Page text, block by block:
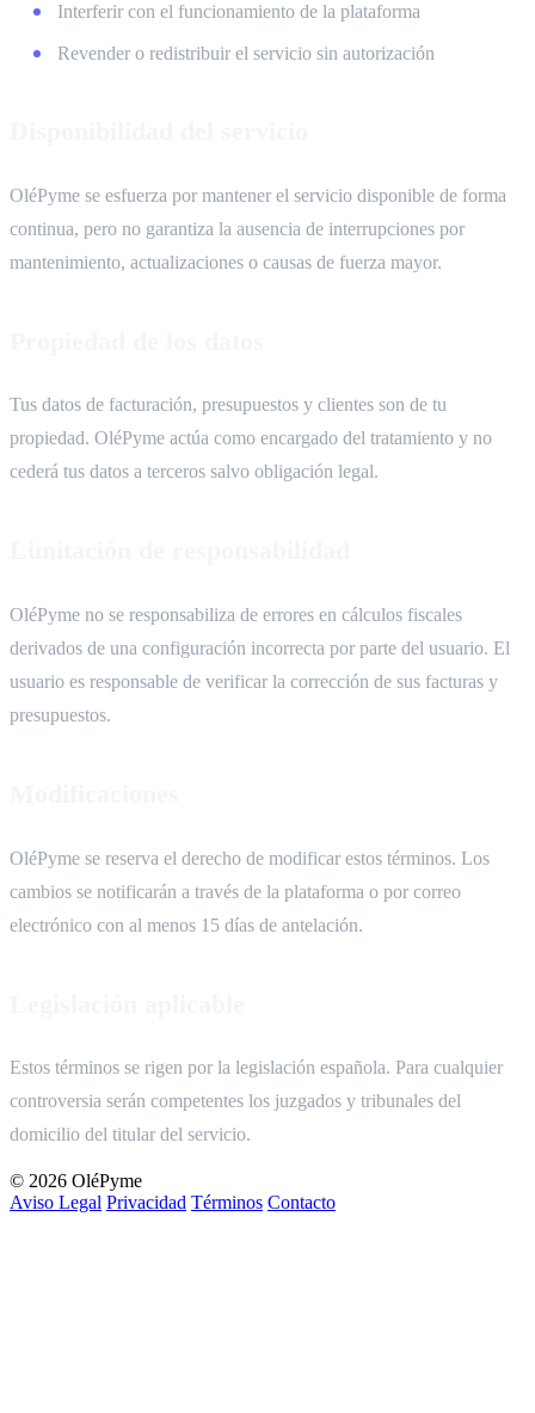
Interferir con el funcionamiento de la plataforma
Revender o redistribuir el servicio sin autorización
OléPyme se esfuerza por mantener el servicio disponible de forma
continua, pero no garantiza la ausencia de interrupciones por
mantenimiento, actualizaciones o causas de fuerza mayor.
Tus datos de facturación, presupuestos y clientes son de tu
propiedad. OléPyme actúa como encargado del tratamiento y no
cederá tus datos a terceros salvo obligación legal.
OléPyme no se responsabiliza de errores en cálculos fiscales
derivados de una configuración incorrecta por parte del usuario. El
usuario es responsable de verificar la corrección de sus facturas y
presupuestos.
OléPyme se reserva el derecho de modificar estos términos. Los
cambios se notificarán a través de la plataforma o por correo
electrónico con al menos 15 días de antelación.
Estos términos se rigen por la legislación española. Para cualquier
controversia serán competentes los juzgados y tribunales del
domicilio del titular del servicio.
© 2026 OléPyme
Aviso Legal Privacidad Términos Contacto